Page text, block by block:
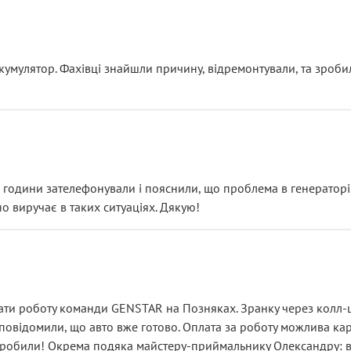
із головним гальмівним циліндром у зборі.
і тоді сервіс наче справив хороше враження. Але
хвилюватися. ( надіюсь новий власник, не застяг в полі))
підірвав.
а “аби швидше і дорожче”. Саме це і псує загальне
Фахівці знайшли причину, відремонтували, та
зателефонували і пояснили, що проблема в
виручає в таких ситуаціях. Дякую!
роботу команди GENSTAR на Позняках. Зранку через колл-
що авто вже готово. Оплата за роботу можлива
Окрема подяка майстеру-приймальнику Олександру: